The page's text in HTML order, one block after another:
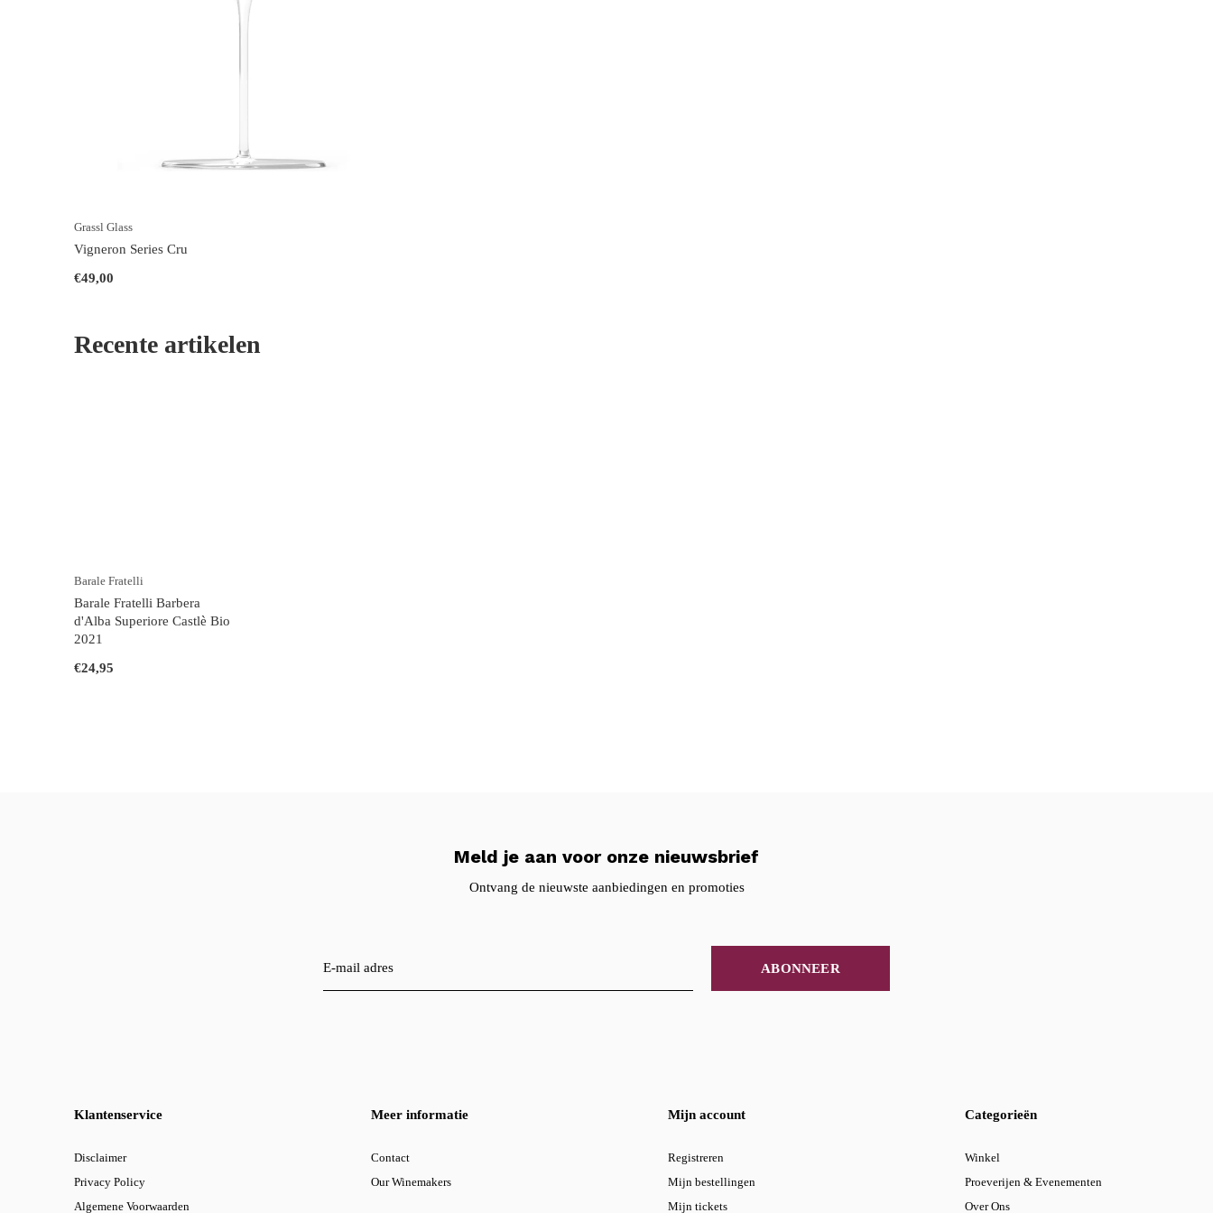
Grassl Glass
Vigneron Series Cru
€49,00
Recente artikelen
Barale Fratelli
Barale Fratelli Barbera
d'Alba Superiore Castlè Bio
2021
€24,95
Meld je aan voor onze nieuwsbrief
Ontvang de nieuwste aanbiedingen en promoties
ABONNEER
Klantenservice
Disclaimer
Privacy Policy
Algemene Voorwaarden
Meer informatie
Contact
Our Winemakers
Mijn account
Registreren
Mijn bestellingen
Mijn tickets
Categorieën
Winkel
Proeverijen & Evenementen
Over Ons